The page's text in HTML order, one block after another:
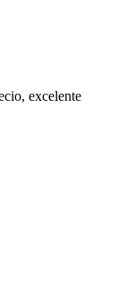
excelente